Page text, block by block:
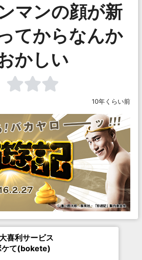
マンの顔が新
てからなんか
かしい
10年くらい前
喜利サービス
ケて(bokete)